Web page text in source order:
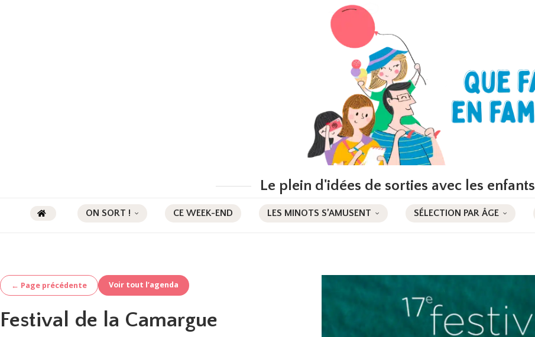
Le plein d'idées de sorties avec les enfants
ON SORT ! CE WEEK-END LES MINOTS S’AMUSENT SÉLECTION PAR ÂGE
← Page précédente Voir tout l’agenda
Festival de la Camargue